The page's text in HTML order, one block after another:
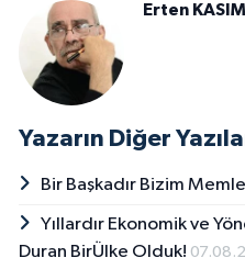
Erten
Yazarın Diğer
Bir Başkadır Bizim
Yıllardır Ekonomik ve
Duran BirÜlke Olduk!